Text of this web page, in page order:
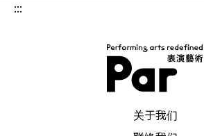
:::
关于我们